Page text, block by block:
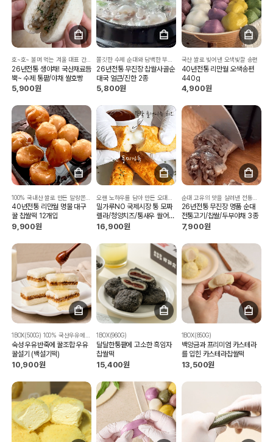
호~호~ 불며 먹는 겨울 대표 간식!! 팥과 야채 두가지
26년전통 생야채! 국산재료듬
뿍~ 수제 통팥/야채 쌀호빵
5,900원
26년전통 무진장 찹쌀사골순
대국 얼큰/진한 2종
5,800원
국산 쌀로 빚어낸 오색빛깔 송편
40년전통 리만월 오색송편
440g
4,900원
100% 국내산 쌀로 만든 말랑쫀득 꿀 찹쌀떡!!
40년전통 리만월 명물 대구
꿀 찹쌀떡 12개입
9,900원
밀가루NO 국제시장 통 모짜
렐라/청양치즈/통새우 쌀어묵
바 3종
16,900원
순대 고유의 맛을 살려낸 전통적인 맛
26년전통 무진장 명품 순대
전통고기/찹쌀/두부야채 3종
7,900원
숙성 우유반죽에 꿀조합 우유
꿀설기 (백설기떡)
10,900원
1BOX(960G)
달달한통팥에 고소한 흑임자
찹쌀떡
15,400원
1BOX(850G)
백앙금과 프리미엄 카스테라
를 입힌 카스테라찹쌀떡
13,500원